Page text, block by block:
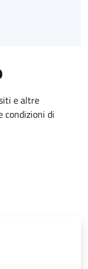
e altre
condizioni di